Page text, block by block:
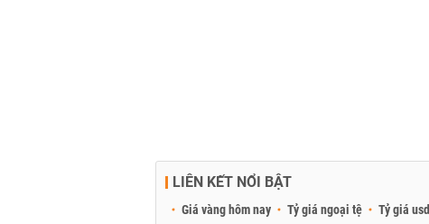
LIÊN KẾT NỔI BẬT
Giá vàng hôm nay Tỷ giá ngoại tệ Tỷ giá usd